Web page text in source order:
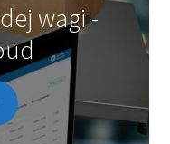
wagi -